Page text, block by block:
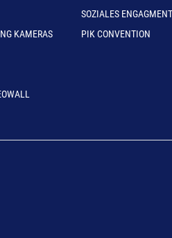
KAMERAS
SOZIALES ENGAGMENT
PIK CONVENTION